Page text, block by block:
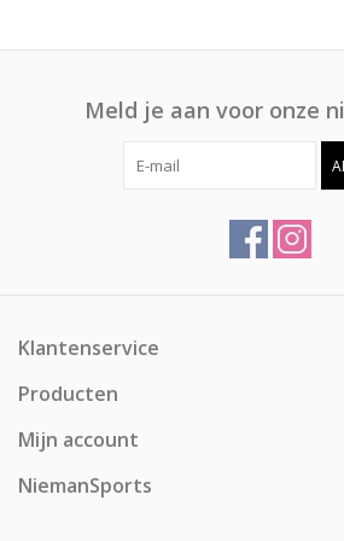
Meld je aan voor onze
Klantenservice
Producten
Mijn account
NiemanSports